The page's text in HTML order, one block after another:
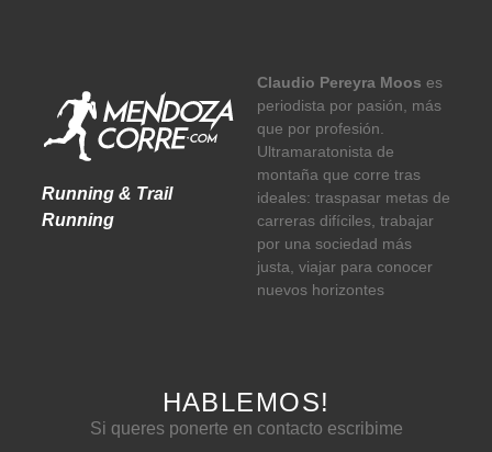
Running & Trail
Running
Claudio Pereyra Moos es
periodista por pasión, más
que por profesión.
Ultramaratonista de
montaña que corre tras
ideales: traspasar metas de
carreras difíciles, trabajar
por una sociedad más
justa, viajar para conocer
nuevos horizontes
HABLEMOS!
Si queres ponerte en contacto escribime